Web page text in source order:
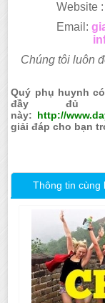
Website :
Email:
Chúng tôi luôn
Quý phụ huynh
đầy đủ
này: http://
giải đáp cho bạn
Thông tin cùng